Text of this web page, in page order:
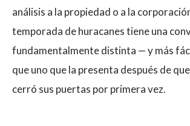
análisis a la propiedad o a la
temporada de huracanes tiene una
fundamentalmente distinta — y más
que uno que la presenta después de
cerró sus puertas por primera vez.